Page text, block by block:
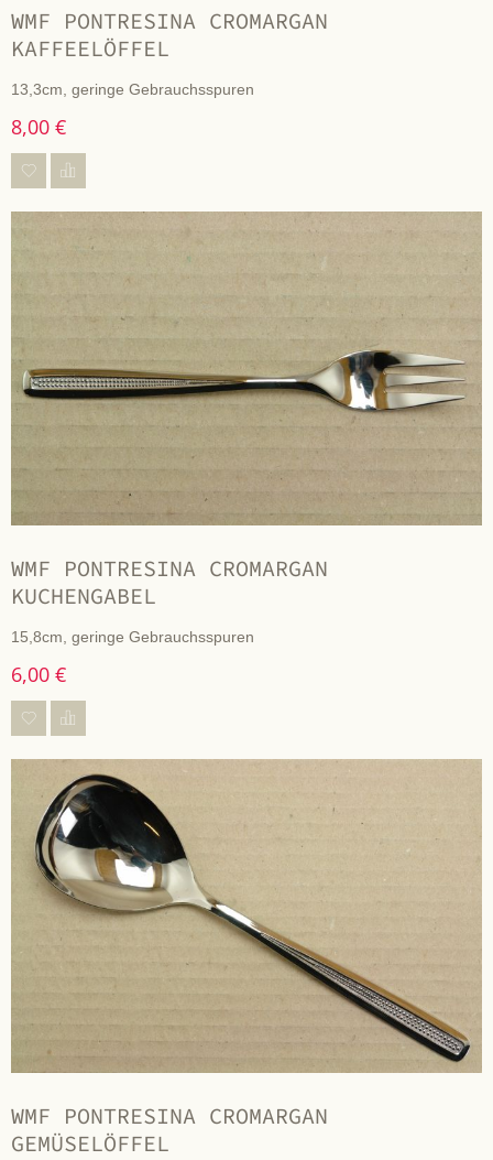
WMF PONTRESINA CROMARGAN
KAFFEELÖFFEL
13,3cm, geringe Gebrauchsspuren
8,00 €
WMF PONTRESINA CROMARGAN
KUCHENGABEL
15,8cm, geringe Gebrauchsspuren
6,00 €
WMF PONTRESINA CROMARGAN
GEMÜSELÖFFEL